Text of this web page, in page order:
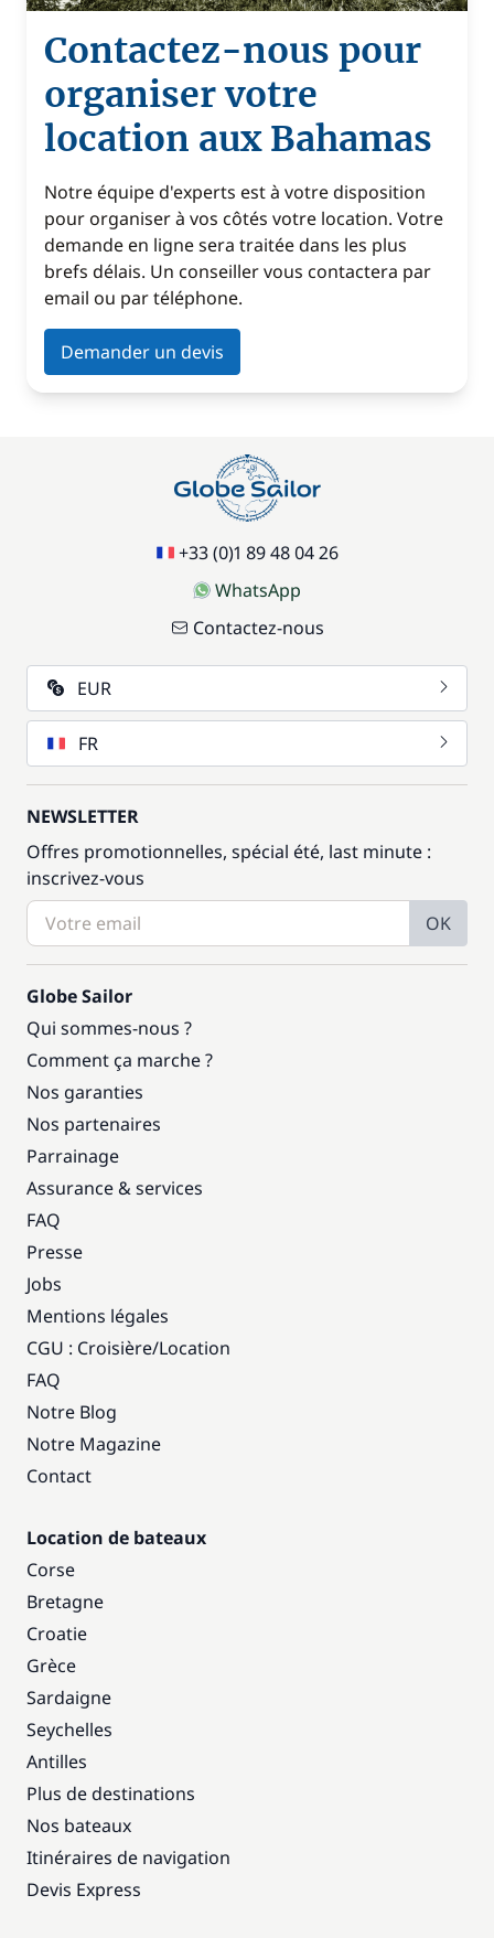
Contactez-nous pour
organiser votre
location aux Bahamas
Notre équipe d'experts est à votre disposition
pour organiser à vos côtés votre location. Votre
demande en ligne sera traitée dans les plus
brefs délais. Un conseiller vous contactera par
email ou par téléphone.
Demander un devis
+33 (0)1 89 48 04 26
WhatsApp
Contactez-nous
EUR
FR
NEWSLETTER
Offres promotionnelles, spécial été, last minute :
inscrivez-vous
OK
Globe Sailor
Qui sommes-nous ?
Comment ça marche ?
Nos garanties
Nos partenaires
Parrainage
Assurance & services
FAQ
Presse
Jobs
Mentions légales
CGU : Croisière/Location
FAQ
Notre Blog
Notre Magazine
Contact
Location de bateaux
Corse
Bretagne
Croatie
Grèce
Sardaigne
Seychelles
Antilles
Plus de destinations
Nos bateaux
Itinéraires de navigation
Devis Express